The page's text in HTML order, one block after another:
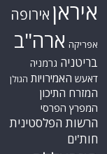
איראן אירופה
אפריקה ארה"ב
בריטניה גרמניה
דאעש האמירויות הגולן
המזרח התיכון
המפרץ הפרסי
הרשות הפלסטינית
חות'ים